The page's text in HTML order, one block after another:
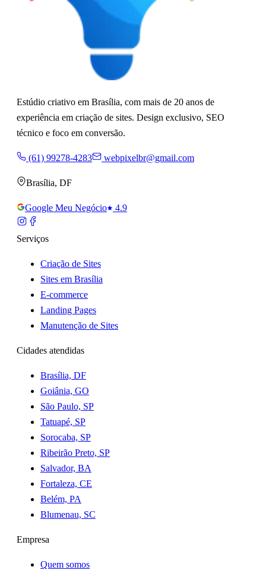
Estúdio criativo em Brasília, com mais de 20 anos de
experiência em criação de sites. Design exclusivo, SEO
técnico e foco em conversão.
(61) 99278-4283 webpixelbr@gmail.com
Brasília, DF
Google Meu Negócio 4.9
Serviços
Criação de Sites
Sites em Brasília
E-commerce
Landing Pages
Manutenção de Sites
Cidades atendidas
Brasília, DF
Goiânia, GO
São Paulo, SP
Tatuapé, SP
Sorocaba, SP
Ribeirão Preto, SP
Salvador, BA
Fortaleza, CE
Belém, PA
Blumenau, SC
Empresa
Quem somos